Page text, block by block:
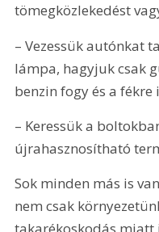
tömegközlekedést
– Vezessük autónkat
lámpa, hagyjuk csak
benzin fogy és a
– Keressük a
újrahasznosítható
Sok minden más is
nem csak